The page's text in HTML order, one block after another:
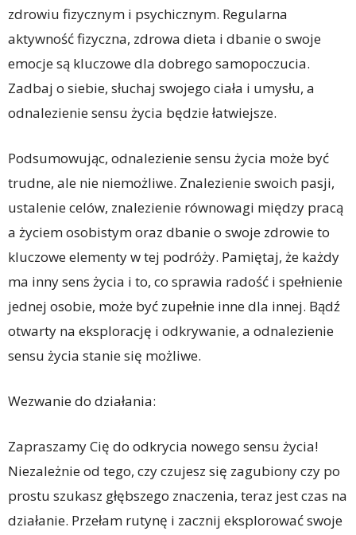
zdrowiu fizycznym i psychicznym. Regularna
aktywność fizyczna, zdrowa dieta i dbanie o swoje
emocje są kluczowe dla dobrego samopoczucia.
Zadbaj o siebie, słuchaj swojego ciała i umysłu, a
odnalezienie sensu życia będzie łatwiejsze.
Podsumowując, odnalezienie sensu życia może być
trudne, ale nie niemożliwe. Znalezienie swoich pasji,
ustalenie celów, znalezienie równowagi między pracą
a życiem osobistym oraz dbanie o swoje zdrowie to
kluczowe elementy w tej podróży. Pamiętaj, że każdy
ma inny sens życia i to, co sprawia radość i spełnienie
jednej osobie, może być zupełnie inne dla innej. Bądź
otwarty na eksplorację i odkrywanie, a odnalezienie
sensu życia stanie się możliwe.
Wezwanie do działania:
Zapraszamy Cię do odkrycia nowego sensu życia!
Niezależnie od tego, czy czujesz się zagubiony czy po
prostu szukasz głębszego znaczenia, teraz jest czas na
działanie. Przełam rutynę i zacznij eksplorować swoje